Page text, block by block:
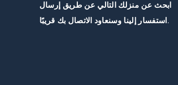
ابحث عن منزلك التالي عن طريق إرسال
استفسار إلينا وسنعاود الاتصال بك قريبًا.